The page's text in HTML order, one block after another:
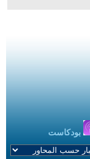
بودكاست